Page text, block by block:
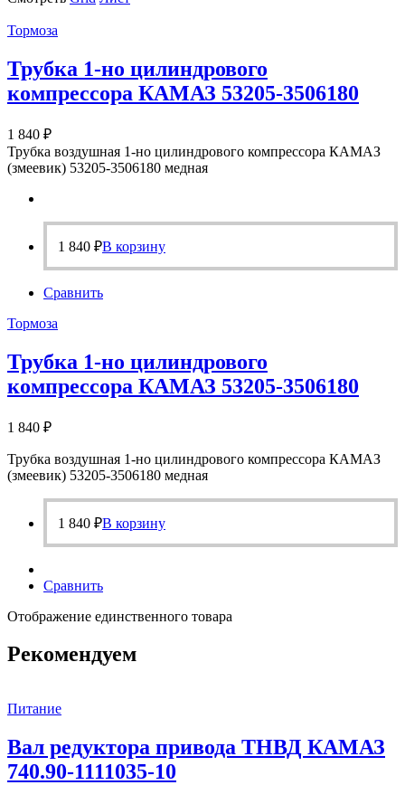
Тормоза
Трубка 1-но цилиндрового
компрессора КАМАЗ 53205-3506180
1 840 ₽
Трубка воздушная 1-но цилиндрового компрессора КАМАЗ
(змеевик) 53205-3506180 медная
1 840 ₽В корзину
Сравнить
Тормоза
Трубка 1-но цилиндрового
компрессора КАМАЗ 53205-3506180
1 840 ₽
Трубка воздушная 1-но цилиндрового компрессора КАМАЗ
(змеевик) 53205-3506180 медная
1 840 ₽В корзину
Сравнить
Отображение единственного товара
Рекомендуем
Питание
Вал редуктора привода ТНВД КАМАЗ
740.90-1111035-10